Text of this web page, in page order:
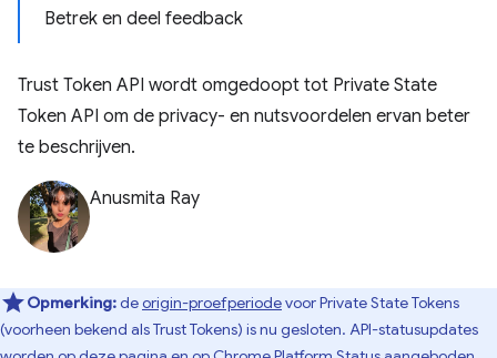
Betrek en deel feedback
Trust Token API wordt omgedoopt tot Private State
Token API om de privacy- en nutsvoordelen ervan beter
te beschrijven.
Anusmita Ray
Opmerking:deorigin-proefperiodevoor Private State Tokens
(voorheen bekend als Trust Tokens) is nu gesloten. API-statusupdates